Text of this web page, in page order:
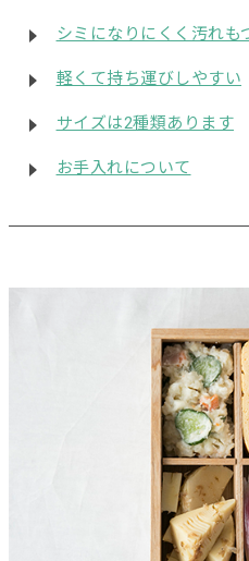
シミになりにくく汚れも
軽くて持ち運びしやすい
サイズは2種類あります
お手入れについて